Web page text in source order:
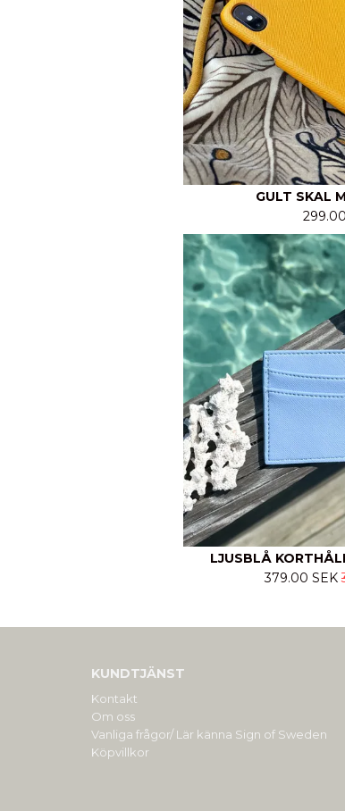
GULT SKAL
LJUSBLÅ
379.00 SEK
KUNDTJÄNST
Kontakt
Om oss
Vanliga frågor/ Lär känna Sign of Sweden
Köpvillkor